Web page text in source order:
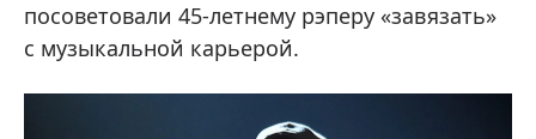
посоветовали 45-летнему рэперу «завязать»
с музыкальной карьерой.